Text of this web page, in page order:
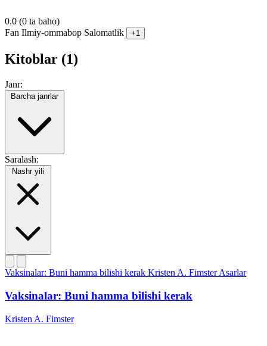
0.0 (0 ta baho)
Fan Ilmiy-ommabop Salomatlik +1
Kitoblar (1)
Janr:
Barcha janrlar
Saralash:
Nashr yili
Vaksinalar: Buni hamma bilishi kerak Kristen A. Fimster Asarlar
Vaksinalar: Buni hamma bilishi kerak
Kristen A. Fimster